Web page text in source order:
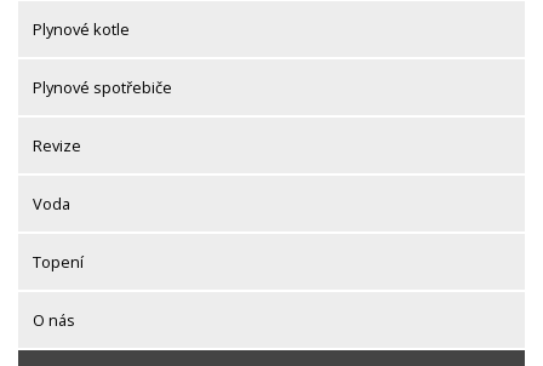
Plynové kotle
Plynové spotřebiče
Revize
Voda
Topení
O nás